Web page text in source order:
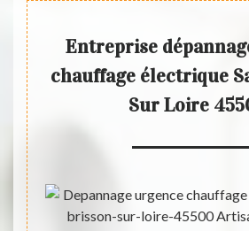
Entreprise
chauffage électrique
Sur Loire